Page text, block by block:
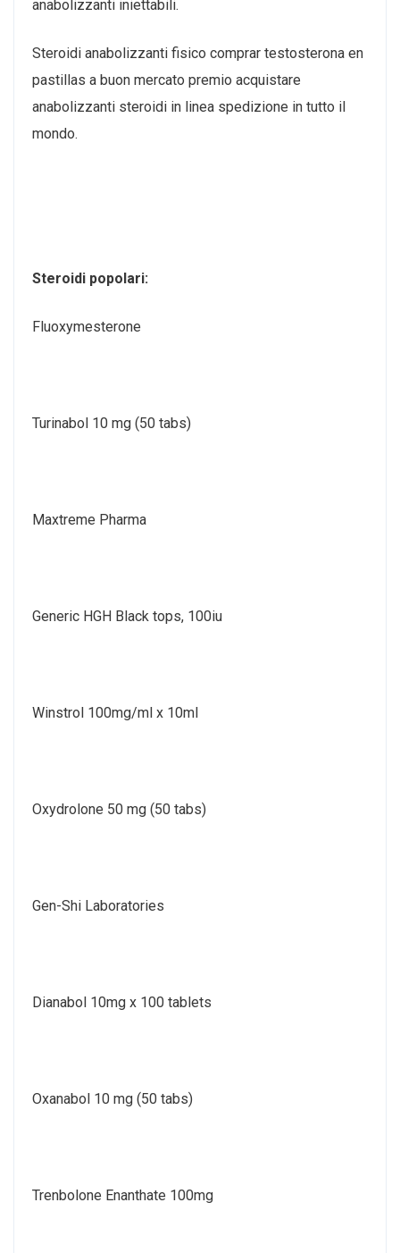
anabolizzanti iniettabili.
Steroidi anabolizzanti fisico comprar testosterona en
pastillas a buon mercato premio acquistare
anabolizzanti steroidi in linea spedizione in tutto il
mondo.
Steroidi popolari:
Fluoxymesterone
Turinabol 10 mg (50 tabs)
Maxtreme Pharma
Generic HGH Black tops, 100iu
Winstrol 100mg/ml x 10ml
Oxydrolone 50 mg (50 tabs)
Gen-Shi Laboratories
Dianabol 10mg x 100 tablets
Oxanabol 10 mg (50 tabs)
Trenbolone Enanthate 100mg